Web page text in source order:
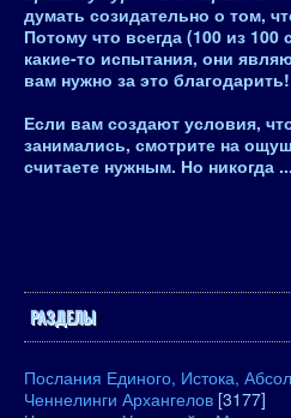
думать созидательно о том,
Потому что всегда (100 из 100
какие-то испытания, они
вам нужно за это благодарить!
Если вам создают условия,
занимались, смотрите на
считаете нужным. Но никогда ...
РАЗДЕЛЫ
Послания Единого, Истока,
Ченнелинги Архангелов [3177]